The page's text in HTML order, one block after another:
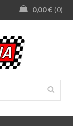
0,00€ 0